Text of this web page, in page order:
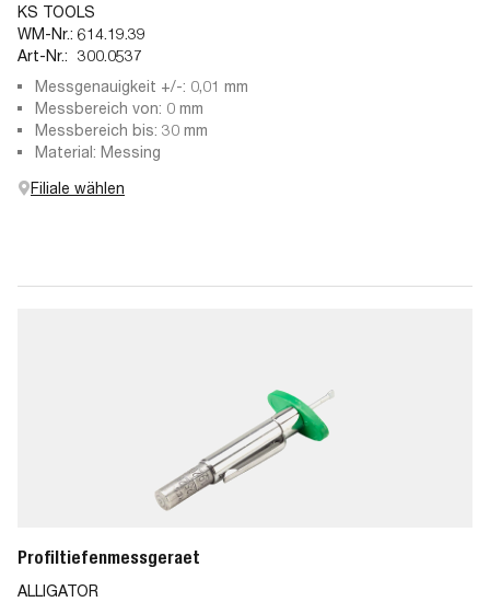
KS TOOLS
WM-Nr.: 614.19.39
Art-Nr.: 300.0537
Messgenauigkeit +/-: 0,01 mm
Messbereich von: 0 mm
Messbereich bis: 30 mm
Material: Messing
Filiale wählen
Profiltiefenmessgeraet
ALLIGATOR